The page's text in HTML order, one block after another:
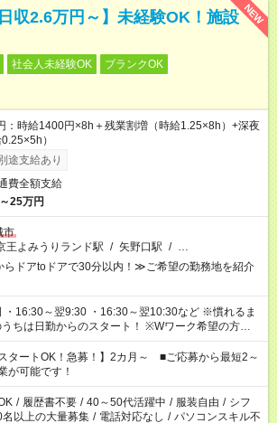
NEW
収2.6万円～】未経験OK！施設
社会人未経験OK
ブランクOK
：時給1400円×8h＋残業割増（時給1.25×8h）+深夜
）
途支給あり
費全額支給
25万円
市
王よみうりランド駅 / 矢野口駅 / …
ドアtoドアで30分以内！≫ご希望の勤務地を紹介
16:30～翌9:30 ・16:30～翌10:30など ※慣れるま
勤からのスタート！ ※Wワーク希望の方へ
事で希望する勤務時間と、もう1つのお仕事の勤務
で週40時間を超える場合は応募できません。
スタートOK！急募！】2カ月～ ■ご応募から最短2～
が可能です！
/ 履歴書不要 / 40～50代活躍中 / 服装自由 / シフ
名以上の大量募集 / 電話対応なし / パソコンスキル不